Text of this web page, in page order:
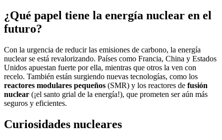
¿Qué papel tiene la energía nuclear en el
futuro?
Con la urgencia de reducir las emisiones de carbono, la energía
nuclear se está revalorizando. Países como Francia, China y Estados
Unidos apuestan fuerte por ella, mientras que otros la ven con
recelo. También están surgiendo nuevas tecnologías, como los
reactores modulares pequeños (SMR) y los reactores de fusión
nuclear (¡el santo grial de la energía!), que prometen ser aún más
seguros y eficientes.
Curiosidades nucleares